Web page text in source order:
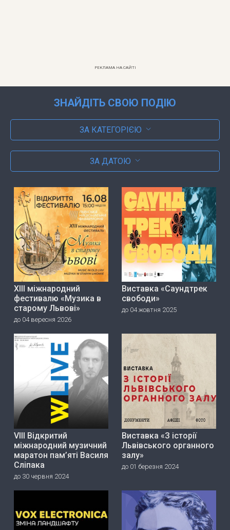
РЕКЛАМА НА САЙТІ
ЗНАЙДІТЬ СВОЮ ПОДІЮ
ЗА КАТЕГОРІЄЮ
ЗА ДАТОЮ
ХІІІ міжнародний
фестивалю «Музика в
старому Львові»
до 04 вересня 2026
Виставка «Саундтрек
свободи»
до 04 жовтня 2025
VIII Відкритий
міжнародний музичний
маратон пам’яті Василя
Сліпака
до 30 червня 2024
Виставка «З історії
Львівського органного
залу»
до 01 березня 2024